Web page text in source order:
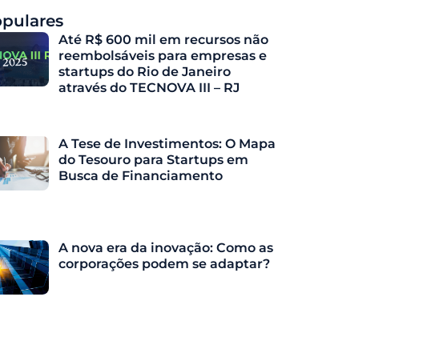
Até R$ 600 mil em recursos não
reembolsáveis para empresas e
startups do Rio de Janeiro
através do TECNOVA III – RJ
A Tese de Investimentos: O Mapa
do Tesouro para Startups em
Busca de Financiamento
A nova era da inovação: Como as
corporações podem se adaptar?